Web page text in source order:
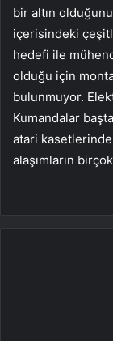
bir altın
içerisindeki
hedefi ile
olduğu için
bulunmuyor.
Kumandalar
atari
alaşımların